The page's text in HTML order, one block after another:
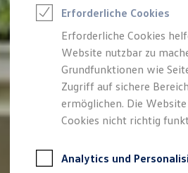
Elektroauto Leasing
Kleinwagen-Leasing
Leasing ohne
Finanzierung
Autokredit mit
Versicherungen und
Kfz-Versicherung
Garantien
Professional Class
Erforderliche Cookies
Erforderliche Cookies
Website nutzbar zu
Grundfunktionen wie
Zugriff auf sichere
ermöglichen. Die
Cookies nicht richtig
Analytics und